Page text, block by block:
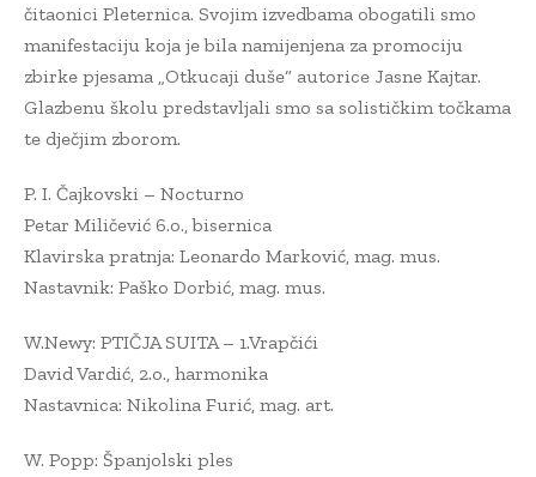
čitaonici Pleternica. Svojim izvedbama obogatili smo
manifestaciju koja je bila namijenjena za promociju
zbirke pjesama „Otkucaji duše“ autorice Jasne Kajtar.
Glazbenu školu predstavljali smo sa solističkim točkama
te dječjim zborom.
P. I. Čajkovski – Nocturno
Petar Miličević 6.o., bisernica
Klavirska pratnja: Leonardo Marković, mag. mus.
Nastavnik: Paško Dorbić, mag. mus.
W.Newy: PTIČJA SUITA – 1.Vrapčići
David Vardić, 2.o., harmonika
Nastavnica: Nikolina Furić, mag. art.
W. Popp: Španjolski ples